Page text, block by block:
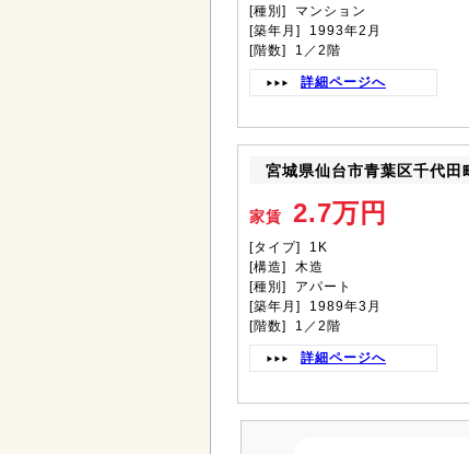
[種別] マンション
[築年月] 1993年2月
[階数] 1／2階
詳細ページへ
宮城県仙台市青葉区千代田
家賃 2.7万円
[タイプ] 1K
[構造] 木造
[種別] アパート
[築年月] 1989年3月
[階数] 1／2階
詳細ページへ